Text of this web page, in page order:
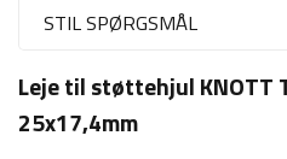
STIL SPØRGSMÅL
Leje til støttehjul KNOTT
25x17,4mm